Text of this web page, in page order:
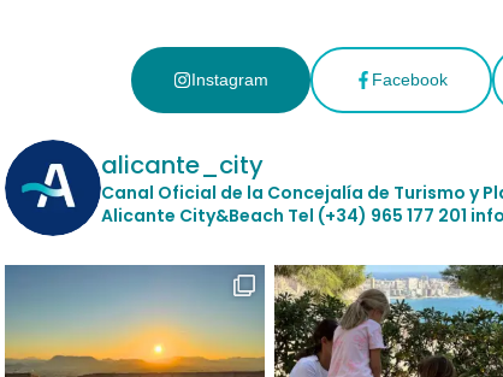
Instagram Facebook
alicante_city
Canal Oficial de la Concejalía de Turismo y
Alicante City&Beach Tel (+34) 965 177 201